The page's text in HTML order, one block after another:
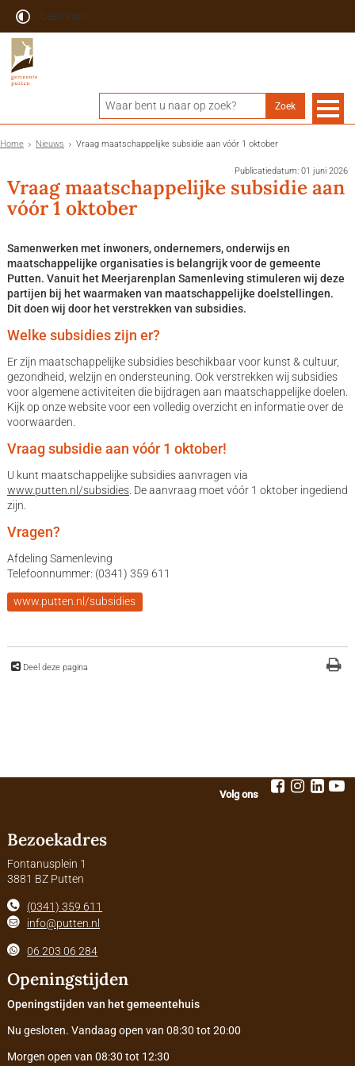
Lees voor
Home Nieuws Vraag maatschappelijke subsidie aan vóór 1 oktober
Vraag maatschappelijke subsidie aan
vóór 1 oktober
Samenwerken met inwoners, ondernemers, onderwijs en
maatschappelijke organisaties is belangrijk voor de gemeente
Putten. Vanuit het Meerjarenplan Samenleving stimuleren wij deze
partijen bij het waarmaken van maatschappelijke doelstellingen.
Dit doen wij door het verstrekken van subsidies.
Welke subsidies zijn er?
Er zijn maatschappelijke subsidies beschikbaar voor kunst & cultuur,
gezondheid, welzijn en ondersteuning. Ook verstrekken wij subsidies
voor algemene activiteiten die bijdragen aan maatschappelijke doelen.
Kijk op onze website voor een volledig overzicht en informatie over de
voorwaarden.
Vraag subsidie aan vóór 1 oktober!
U kunt maatschappelijke subsidies aanvragen via
www.putten.nl/subsidies. De aanvraag moet vóór 1 oktober ingediend
zijn.
Vragen?
Afdeling Samenleving
Telefoonnummer: (0341) 359 611
www.putten.nl/subsidies
Deel deze pagina
Publicatiedatum: 01 juni 2026
Volg ons
Bezoekadres
Fontanusplein 1
3881 BZ Putten
(0341) 359 611
info@putten.nl
06 203 06 284
Openingstijden
Openingstijden van het gemeentehuis
Nu gesloten. Vandaag open van 08:30 tot 20:00
Morgen open van 08:30 tot 12:30